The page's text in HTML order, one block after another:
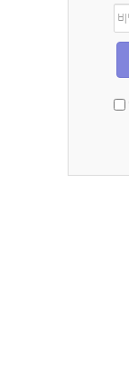
디
번